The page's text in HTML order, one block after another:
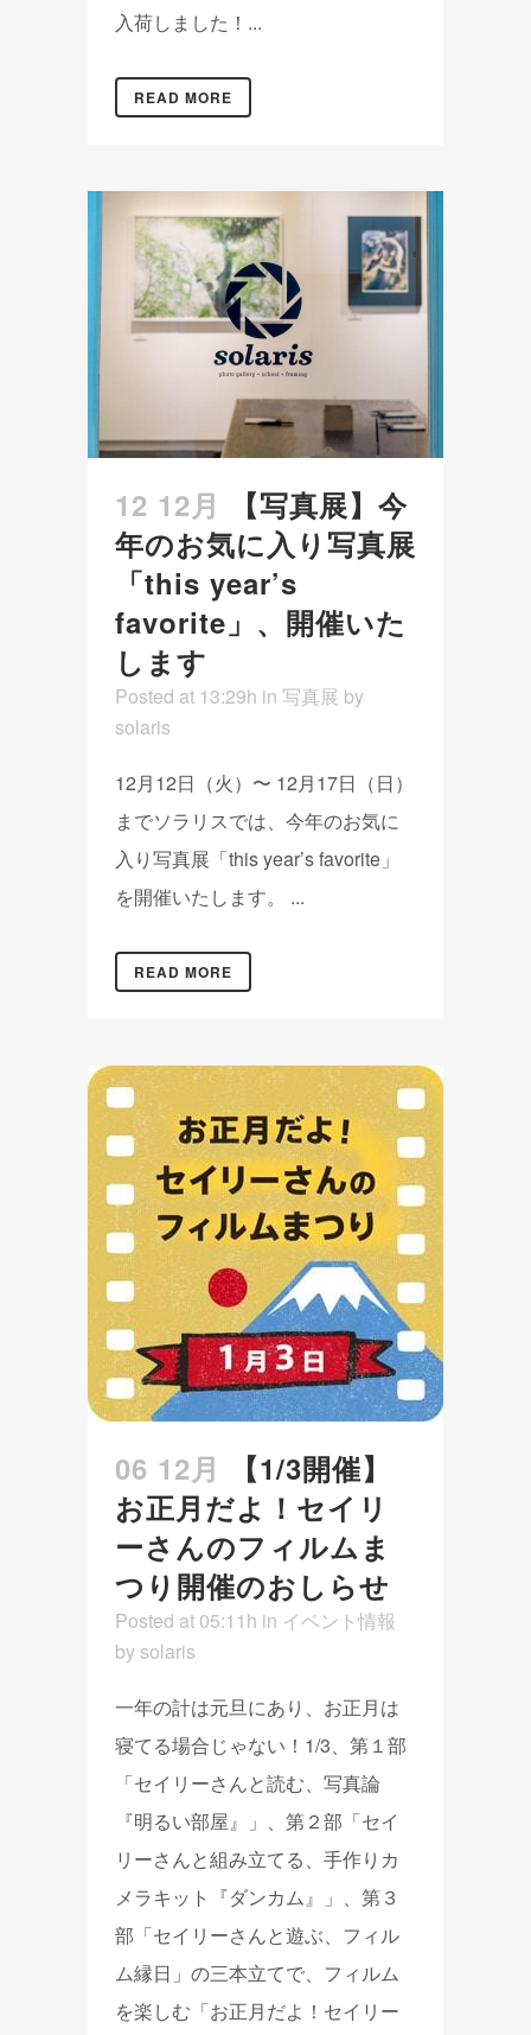
入荷しました！...
READ MORE
12 12月
【写真展】今
年のお気に入り写真展
「this year’s
favorite」、開催いた
します
Posted at 13:29h in 写真展 by
solaris
12月12日（火）〜 12月17日（日）
までソラリスでは、今年のお気に
入り写真展「this year’s favorite」
を開催いたします。 ...
READ MORE
06 12月
【1/3開催】
お正月だよ！セイリ
ーさんのフィルムま
つり開催のおしらせ
Posted at 05:11h in イベント情報
by solaris
一年の計は元旦にあり、お正月は
寝てる場合じゃない！1/3、第１部
「セイリーさんと読む、写真論
『明るい部屋』」、第２部「セイ
リーさんと組み立てる、手作りカ
メラキット『ダンカム』」、第３
部「セイリーさんと遊ぶ、フィル
ム縁日」の三本立てで、フィルム
を楽しむ「お正月だよ！セイリー